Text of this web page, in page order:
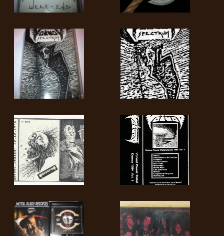
HATROSS
KILLING
TECHNOLOGY
LANGUE
•
ENGLISH
FRANÇAIS